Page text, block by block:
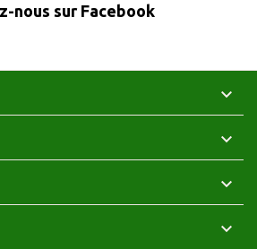
nous sur Facebook



